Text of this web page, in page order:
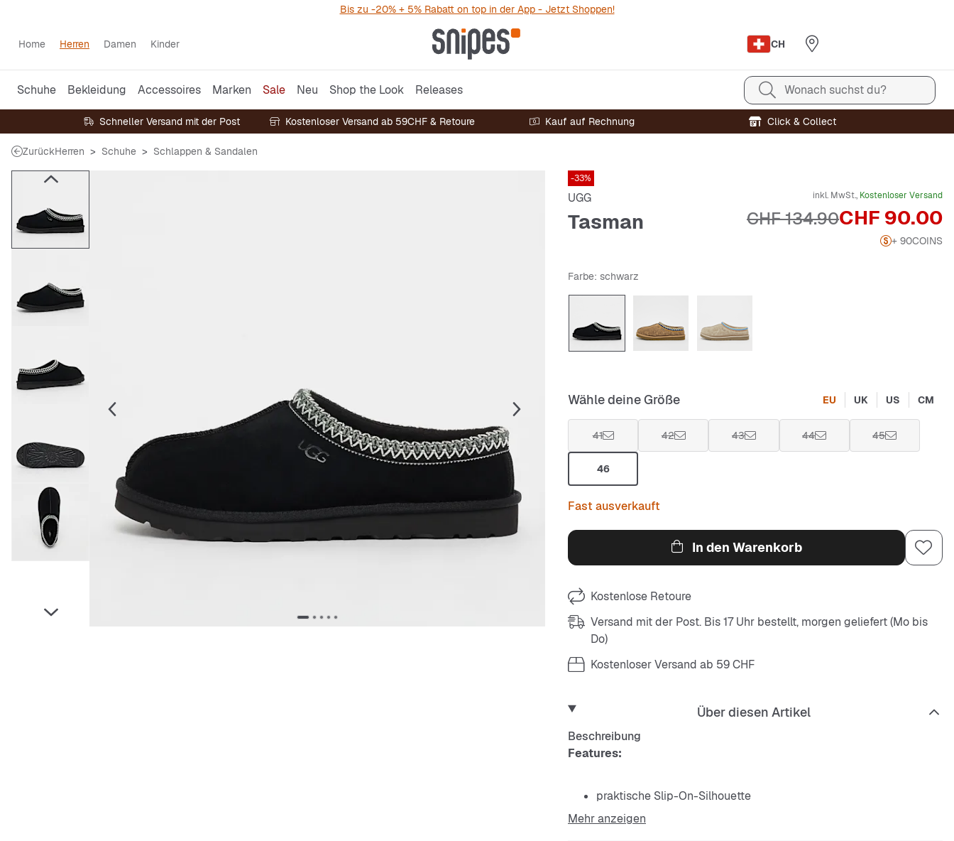
Bis zu -20% + 5% Rabatt on top in der App - Jetzt Shoppen!
Home Herren Damen Kinder CH
Schuhe Bekleidung Accessoires Marken Sale Neu Shop the Look Releases Wonach suchst du?
Schneller Versand mit der Post Kostenloser Versand ab 59CHF & Retoure Kauf auf Rechnung Click & Collect
ZurückHerren Schuhe Schlappen & Sandalen
-33%
UGG
Tasman
inkl. MwSt., Kostenloser Versand
Preis
CHF 90.00
Originalpreis
CHF 134.90
+ 90COINS
Farbe: schwarz
Wähle deine Größe EU UK US CM
41 42 43 44 45
46
Fast ausverkauft
In den Warenkorb
Kostenlose Retoure
Versand mit der Post. Bis 17 Uhr bestellt, morgen geliefert (Mo bis
Do)
Kostenloser Versand ab 59 CHF
Über diesen Artikel
Beschreibung
Features:
praktische Slip-On-Silhouette
tasmanische Flechtverzierung am Kragen
Mehr anzeigen